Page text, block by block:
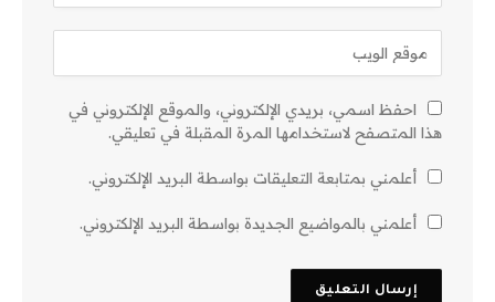
احفظ اسمي، بريدي الإلكتروني، والموقع الإلكتروني في
هذا المتصفح لاستخدامها المرة المقبلة في تعليقي.
أعلمني بمتابعة التعليقات بواسطة البريد الإلكتروني.
أعلمني بالمواضيع الجديدة بواسطة البريد الإلكتروني.